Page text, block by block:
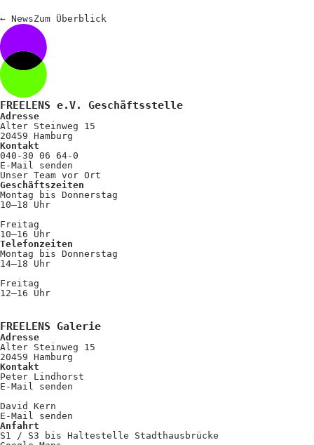
← NewsZum Überblick
FREELENS e.V. Geschäftsstelle
Adresse
Alter Steinweg 15
20459 Hamburg
Kontakt
040-30 06 64-0
E-Mail senden
Unser Team vor Ort
Geschäftszeiten
Montag bis Donnerstag
10–18 Uhr
Freitag
10–16 Uhr
Telefonzeiten
Montag bis Donnerstag
14–18 Uhr
Freitag
12–16 Uhr
FREELENS Galerie
Adresse
Alter Steinweg 15
20459 Hamburg
Kontakt
Peter Lindhorst
E-Mail senden
David Kern
E-Mail senden
Anfahrt
S1 / S3 bis Haltestelle Stadthausbrücke